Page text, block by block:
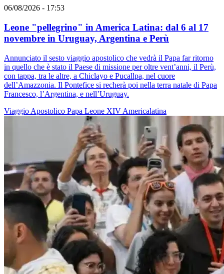
06/08/2026 - 17:53
Leone "pellegrino" in America Latina: dal 6 al 17
novembre in Uruguay, Argentina e Perù
Annunciato il sesto viaggio apostolico che vedrà il Papa far ritorno
in quello che è stato il Paese di missione per oltre vent’anni, il Perù,
con tappa, tra le altre, a Chiclayo e Pucallpa, nel cuore
dell’Amazzonia. Il Pontefice si recherà poi nella terra natale di Papa
Francesco, l’Argentina, e nell’Uruguay.
Viaggio Apostolico Papa Leone XIV Americalatina